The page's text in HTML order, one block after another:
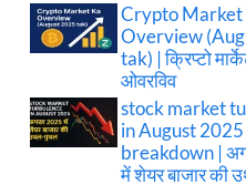
Crypto Market
Overview
tak) | क्रिप्टो
ओवरविव
stock market
in August
breakdown |
में शेयर बाजार की